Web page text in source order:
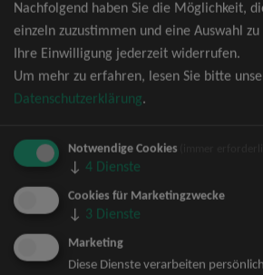
David Garrett Tickets
Andrea Berg Tickets
Backstreet Boys Tickets
Unheilig Tickets
Santiano Tickets
Bryan Adams Tickets
Andreas Gabalier Tickets
Die Fantastischen Vier Tickets
Herbert Grönemeyer Tickets
Deep Purple Tickets
Howard Carpendale Tickets
Nachfolgend haben Sie die Möglichkeit,
einzeln zuzustimmen und eine Auswahl
Ihre Einwilligung jederzeit widerrufen.
Um mehr zu erfahren, lesen Sie bitte
Datenschutzerklärung.
Notwendige Cookies
↓ 4 Dienste
Cookies für Marketingzwecke
↓ 3 Dienste
Marketing
Diese Dienste verarbeiten